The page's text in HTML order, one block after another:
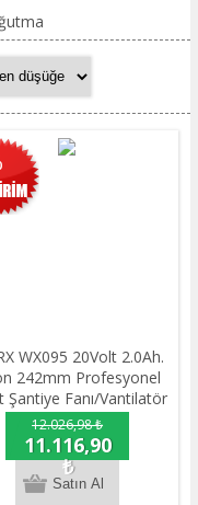
WX095 20Volt 2.0Ah.
242mm Profesyonel
Şantiye Fanı/Vantilatör
12.026,98 ₺
11.116,90
₺